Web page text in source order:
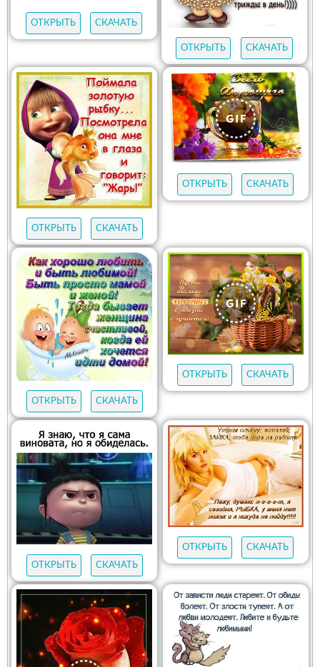
ОТКРЫТЬ СКАЧАТЬ
ОТКРЫТЬ СКАЧАТЬ
ОТКРЫТЬ СКАЧАТЬ
ОТКРЫТЬ СКАЧАТЬ
ОТКРЫТЬ СКАЧАТЬ
ОТКРЫТЬ СКАЧАТЬ
ОТКРЫТЬ СКАЧАТЬ
ОТКРЫТЬ СКАЧАТЬ